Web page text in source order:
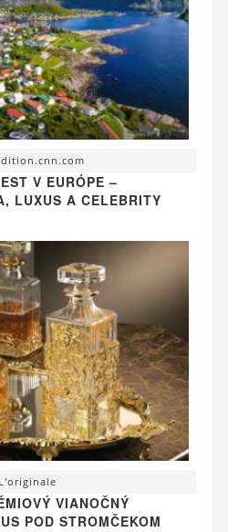
V EURÓPE –
LUXUS A CELEBRITY
L'originale
VIANOČNÝ
POD STROMČEKOM